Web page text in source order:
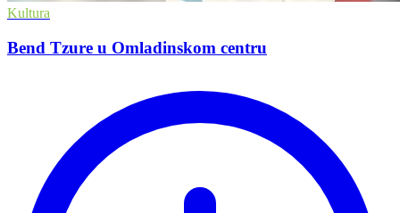
Kultura
Bend Tzure u Omladinskom centru